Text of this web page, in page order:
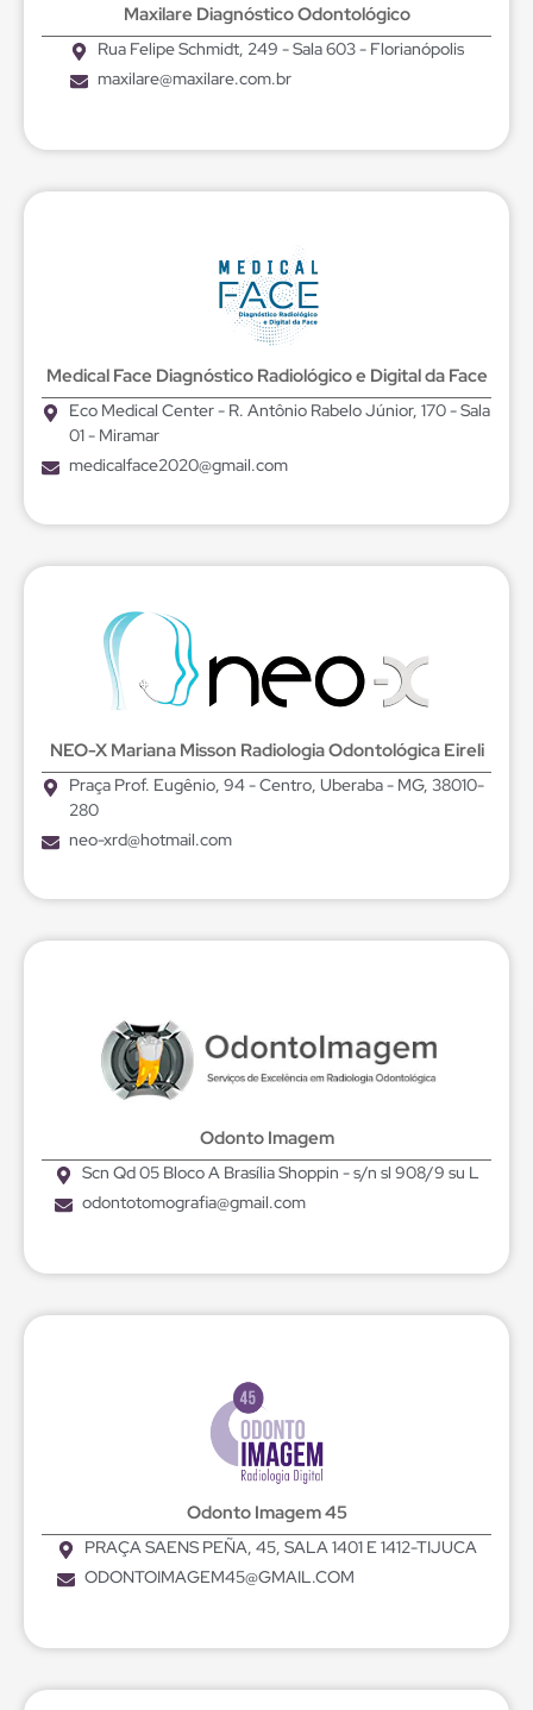
Maxilare Diagnóstico Odontológico
Rua Felipe Schmidt, 249 - Sala 603 - Florianópolis
maxilare@maxilare.com.br
Medical Face Diagnóstico Radiológico e Digital da Face
Eco Medical Center - R. Antônio Rabelo Júnior, 170 - Sala
01 - Miramar
medicalface2020@gmail.com
NEO-X Mariana Misson Radiologia Odontológica Eireli
Praça Prof. Eugênio, 94 - Centro, Uberaba - MG, 38010-
280
neo-xrd@hotmail.com
Odonto Imagem
Scn Qd 05 Bloco A Brasília Shoppin - s/n sl 908/9 su L
odontotomografia@gmail.com
Odonto Imagem 45
PRAÇA SAENS PEÑA, 45, SALA 1401 E 1412-TIJUCA
ODONTOIMAGEM45@GMAIL.COM